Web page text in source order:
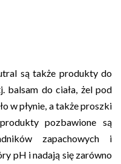
są także produkty do
balsam do ciała, żel pod
w płynie, a także proszki
pozbawione są
zapachowych i
pH i nadają się zarówno